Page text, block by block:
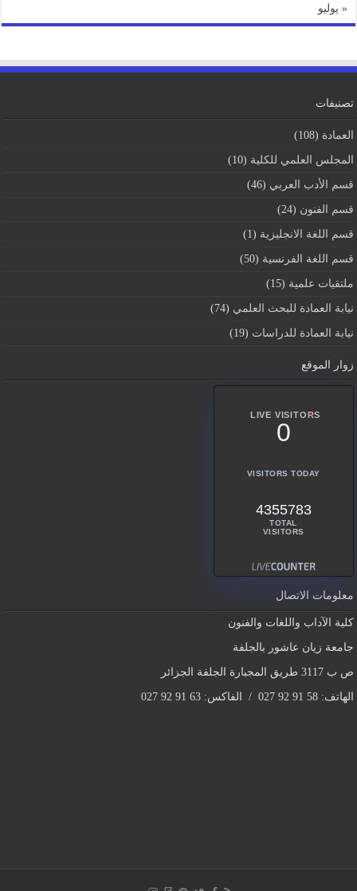
« يوليو
تصنيفات
العمادة (108)
المجلس العلمي للكلية (10)
قسم اﻷدب العربي (46)
قسم الفنون (24)
قسم اللغة الانجليزية (1)
قسم اللغة الفرنسية (50)
ملتقيات علمية (15)
نيابة العمادة للبحث العلمي (74)
نيابة العمادة للدراسات (19)
زوار الموقع
LIVE VISITORS
0
VISITORS TODAY
4355783
TOTAL
VISITORS
معلومات الاتصال
كلية الآداب واللغات والفنون
جامعة زيان عاشور بالجلفة
ص ب 3117 طريق المجبارة الجلفة الجزائر
الهاتف: 58 91 92 027 / الفاكس: 63 91 92 027